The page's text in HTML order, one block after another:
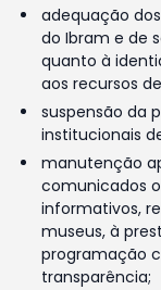
adequação
do Ibram e de
quanto à
aos recursos
suspensão da
institucionais
manutenção
comunicados
informativos,
museus, à
programação
transparência;